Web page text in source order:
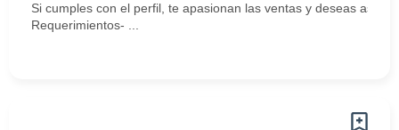
Si cumples con el perfil, te apasionan las ventas y deseas
Requerimientos- ...